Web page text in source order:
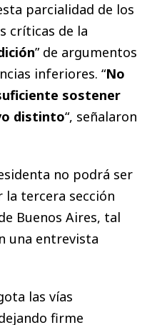
parcialidad de los
críticas de la
” de argumentos
inferiores. “No
sostener
distinto“, señalaron
no podrá ser
tercera sección
Buenos Aires, tal
una entrevista
las vías
firme